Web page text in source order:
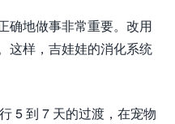
确地做事非常重要。改用
这样，吉娃娃的消化系统
5 到 7 天的过渡，在宠物